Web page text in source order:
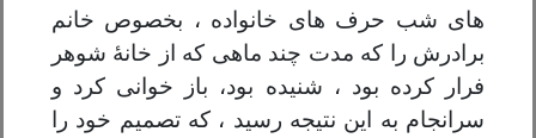
های شب حرف های خانواده ، بخصوص خانم
برادرش را که مدت چند ماهی که از خانۀ شوهر
فرار کرده بود ، شنیده بود، باز خوانی کرد و
سرانجام به این نتیجه رسید ، که تصمیم خود را